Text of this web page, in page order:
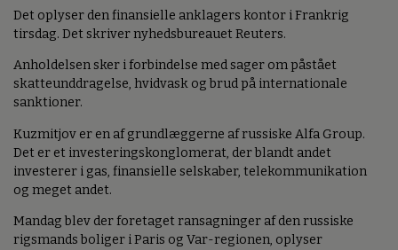
Det oplyser den finansielle anklagers kontor i Frankrig
tirsdag. Det skriver nyhedsbureauet Reuters.
Anholdelsen sker i forbindelse med sager om påstået
skatteunddragelse, hvidvask og brud på internationale
sanktioner.
Kuzmitjov er en af grundlæggerne af russiske Alfa Group.
Det er et investeringskonglomerat, der blandt andet
investerer i gas, finansielle selskaber, telekommunikation
og meget andet.
Mandag blev der foretaget ransagninger af den russiske
rigsmands boliger i Paris og Var-regionen, oplyser